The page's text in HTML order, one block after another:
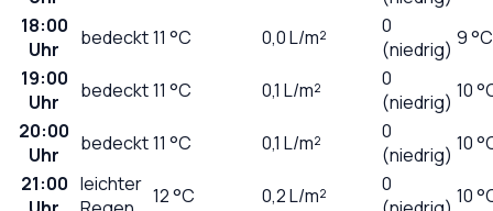
18:00
Uhr
bedeckt11 °C 0,0L/m²
0
(niedrig) 9 °C
19:00
Uhr
bedeckt11 °C 0,1 L/m²
0
(niedrig) 10
20:00
Uhr
bedeckt11 °C 0,1 L/m²
0
(niedrig) 10
21:00 leichter 12°C 0,2L/m²
0
10